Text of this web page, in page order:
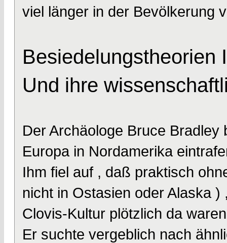
viel länger in der Bevölkerung
Besiedelungstheorien
Und ihre
Der Archäologe Bruce
Europa in Nordamerika
Ihm fiel auf , daß praktisch
nicht in Ostasien oder Alaska
Clovis-Kultur plötzlich da
Er suchte vergeblich nach